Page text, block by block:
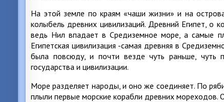
На этой земле по краям «чаши жизни» и на
колыбель древних цивилизаций. Древний Египет,
ведь Нил впадает в Средиземное море, а самые
Египетская цивилизация -самая древняя в
была повсюду, и почти везде чуть раньше, чуть
государства и цивилизации.
Море разделяет народы, и оно же соединяет. По
плыли первые морские корабли древних мореходов.